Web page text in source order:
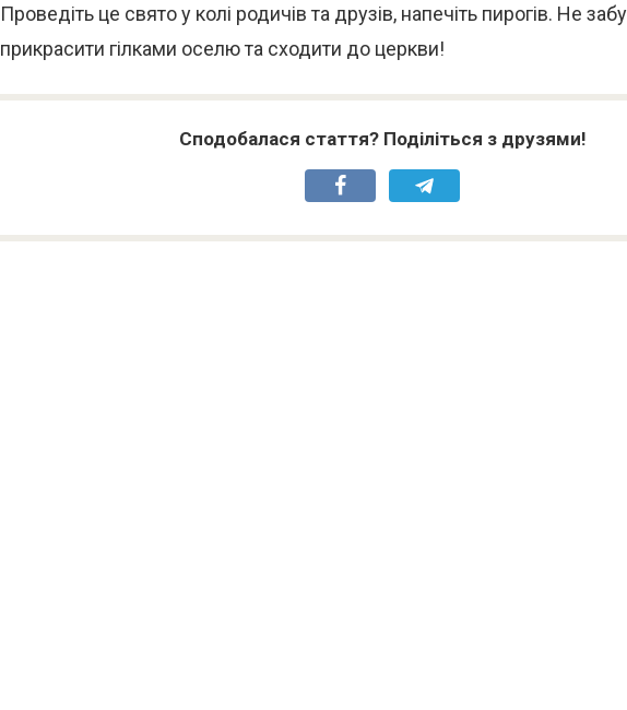
Проведіть це свято у колі родичів та друзів, напечіть пирогів. Не
прикрасити гілками оселю та сходити до церкви!
Сподобалася стаття? Поділіться з друзями!